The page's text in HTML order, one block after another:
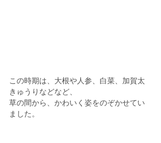
この時期は、大根や人参、白菜、加賀太
きゅうりなどなど、
草の間から、かわいく姿をのぞかせてい
ました。